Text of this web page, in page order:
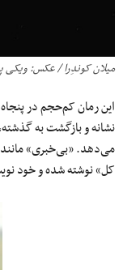
میلان کوندِرا / عکس: ویکی
این رمان کم‌حجم در
نشانه و بازگشت به
می‌دهد. «بی‌خبری» مانند
کل» نوشته شده و خود